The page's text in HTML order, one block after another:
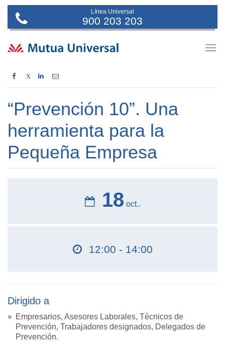
Línea Universal
900 203 203
X
“Prevención 10”. Una
herramienta para la
Pequeña Empresa
18 oct..
12:00 - 14:00
Dirigido a
Empresarios, Asesores Laborales, Técnicos de
Prevención, Trabajadores designados, Delegados de
Prevención.